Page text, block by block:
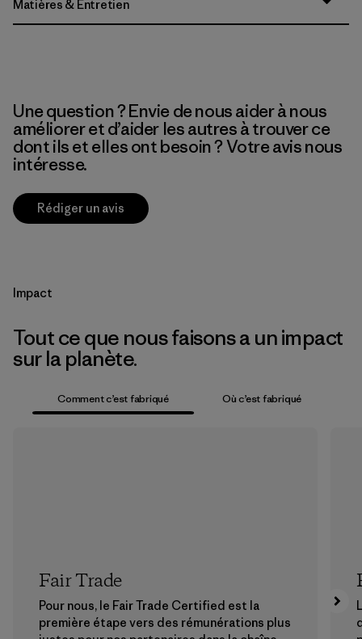
Matières & Entretien
Une question ? Envie de nous aider à nous
améliorer et d’aider les autres à trouver ce
dont ils et elles ont besoin ? Votre avis nous
intéresse.
Rédiger un avis
Impact
Tout ce que nous faisons a un impact
sur la planète.
Comment c’est fabriqué Où c’est fabriqué
Fair Trade
Pour nous, le Fair Trade Certified est la
première étape vers des rémunérations plus